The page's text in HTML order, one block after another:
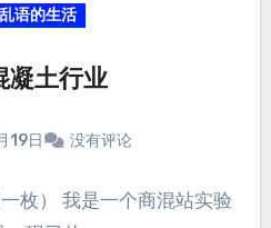
语的生活
凝土行业
19日 没有评论
枚） 我是一个商混站实验